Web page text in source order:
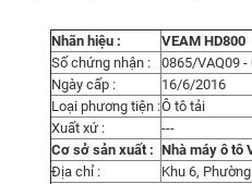
Nhãn hiệu :
VEAM HD800
Số chứng nhận :
0865/VAQ09 -
Ngày cấp :
16/6/2016
Loại phương tiện :Ô tô tải
Xuất xứ :
---
Cơ sở sản xuất : Nhà máy ô tô
Địa chỉ :
Khu 6,